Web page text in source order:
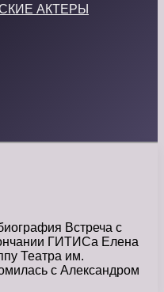
АКТЕРЫ
Встреча с
ГИТИСа Елена
Театра им.
с Александром